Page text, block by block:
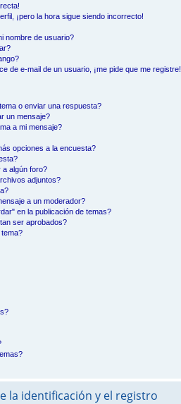
¡pero la hora sigue siendo incorrecto!
nombre de usuario?
de e-mail de un usuario, ¡me pide que me registre!
o enviar una respuesta?
un mensaje?
a mi mensaje?
opciones a la encuesta?
a algún foro?
adjuntos?
a un moderador?
en la publicación de temas?
ser aprobados?
la identificación y el registro